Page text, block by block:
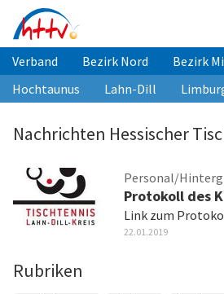
Inhalt
springen
Verband Bezirk Nord Bezirk
Hochtaunus
Lahn-Dill
Nachrichten Hessischer
Personal/
Protokoll des
Link zum
22.01.2019
Rubriken